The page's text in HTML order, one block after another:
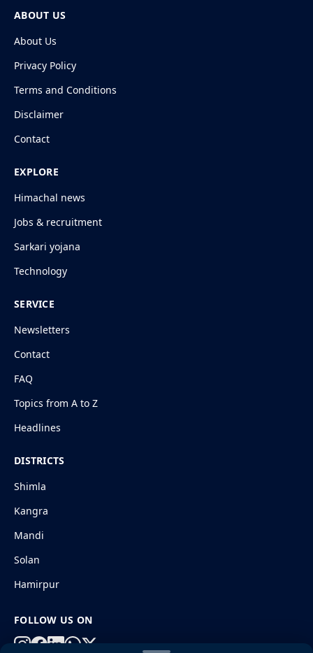
ABOUT US
About Us
Privacy Policy
Terms and Conditions
Disclaimer
Contact
EXPLORE
Himachal news
Jobs & recruitment
Sarkari yojana
Technology
SERVICE
Newsletters
Contact
FAQ
Topics from A to Z
Headlines
DISTRICTS
Shimla
Kangra
Mandi
Solan
Hamirpur
FOLLOW US ON